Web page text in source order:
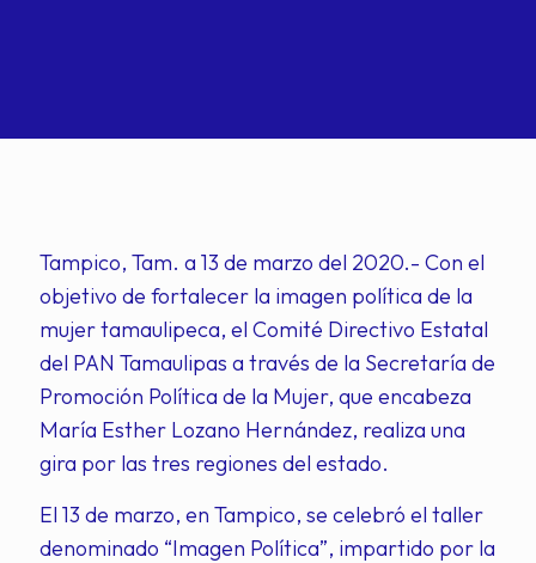
Tampico, Tam. a 13 de marzo del 2020.- Con el
objetivo de fortalecer la imagen política de la
mujer tamaulipeca, el Comité Directivo Estatal
del PAN Tamaulipas a través de la Secretaría de
Promoción Política de la Mujer, que encabeza
María Esther Lozano Hernández, realiza una
gira por las tres regiones del estado.
El 13 de marzo, en Tampico, se celebró el taller
denominado “Imagen Política”, impartido por la